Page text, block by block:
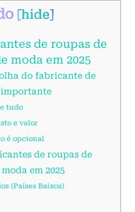
[hide]
de roupas de
moda em 2025
do fabricante de
importante
tudo
e valor
é opcional
de roupas de
em 2025
(Países Baixos)